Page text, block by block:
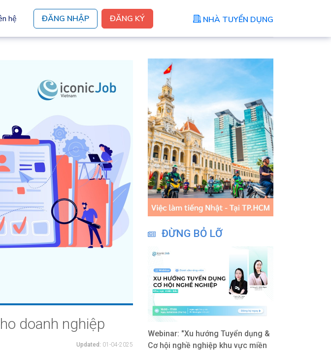
ĐĂNG NHẬP ĐĂNG KÝ NHÀ TUYỂN DỤNG
hệ
doanh nghiệp
Updated: 01-04-2025
ĐỪNG BỎ LỠ
Webinar: "Xu hướng Tuyển dụng &
Cơ hội nghề nghiệp khu vực miền